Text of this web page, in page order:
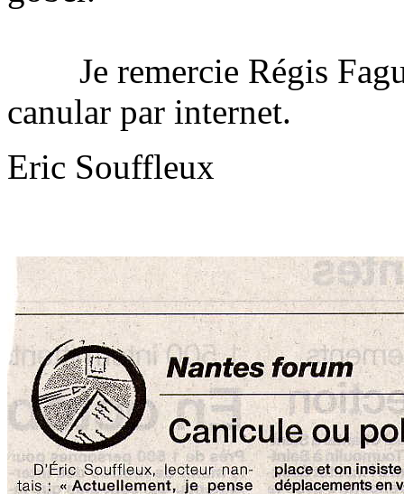
Je remercie Régis
canular par internet.
Eric Souffleux